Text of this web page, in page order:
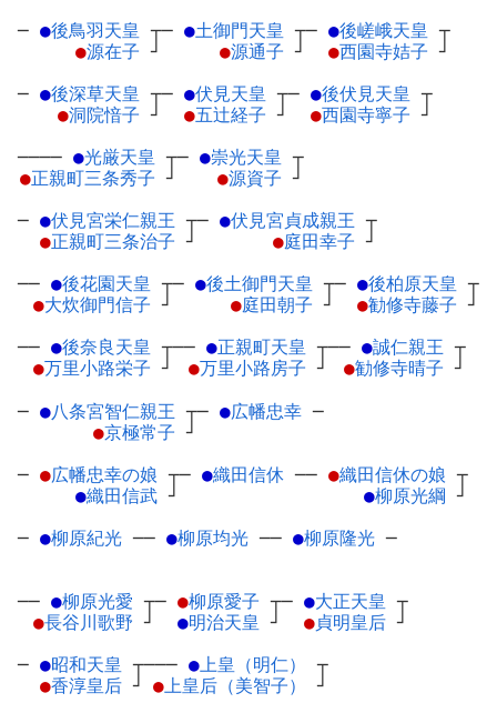
─ ●後鳥羽天皇 ┬
●源在子 ┘
─ ●土御門天皇 ┬
●源通子 ┘
─ ●後嵯峨天皇 ┬
●西園寺姞子 ┘
─ ●後深草天皇 ┬
●洞院愔子 ┘
─ ●伏見天皇 ┬
●五辻経子 ┘
─ ●後伏見天皇 ┬
●西園寺寧子 ┘
──── ●光厳天皇 ┬
●正親町三条秀子 ┘
─ ●崇光天皇 ┬
●源資子 ┘
─ ●伏見宮栄仁親王 ┬
●正親町三条治子 ┘
─ ●伏見宮貞成親王 ┬
●庭田幸子 ┘
── ●後花園天皇 ┬
●大炊御門信子 ┘
─ ●後土御門天皇 ┬
●庭田朝子 ┘
─ ●後柏原天皇 ┬
●勧修寺藤子 ┘
── ●後奈良天皇 ┬
●万里小路栄子 ┘
── ●正親町天皇 ┬
●万里小路房子 ┘
── ●誠仁親王 ┬
●勧修寺晴子 ┘
─ ●八条宮智仁親王 ┬
●京極常子 ┘
─ ●広幡忠幸 ─
─ ●広幡忠幸の娘 ┬
●織田信武 ┘
─ ●織田信休 ── ●織田信休の娘 ┬
●柳原光綱 ┘
─ ●柳原紀光 ── ●柳原均光 ── ●柳原隆光 ─
── ●柳原光愛 ┬
●長谷川歌野 ┘
─ ●柳原愛子 ┬
●明治天皇 ┘
─ ●大正天皇 ┬
●貞明皇后 ┘
─ ●昭和天皇 ┬
●香淳皇后 ┘
─── ●上皇（明仁）
┬
●上皇后（美智子） ┘